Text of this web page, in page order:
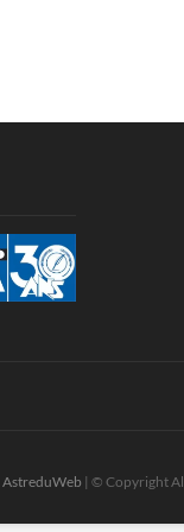
AstreduWeb | © Copyright